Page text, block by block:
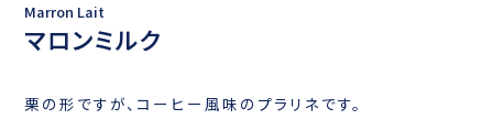
Marron Lait
マロンミルク
栗の形ですが、コーヒー風味のプラリネです。